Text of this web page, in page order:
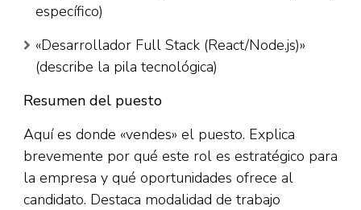
específico)
«Desarrollador Full Stack (React/Node.js)»
(describe la pila tecnológica)
Resumen del puesto
Aquí es donde «vendes» el puesto. Explica
brevemente por qué este rol es estratégico para
la empresa y qué oportunidades ofrece al
candidato. Destaca modalidad de trabajo